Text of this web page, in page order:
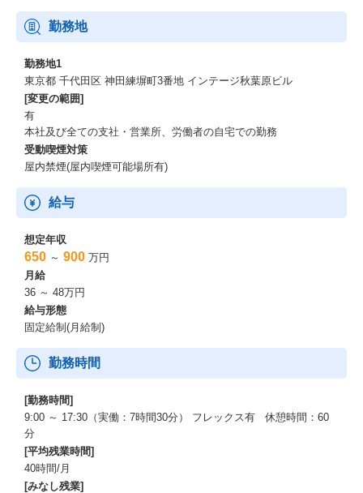
勤務地
勤務地1
東京都 千代田区 神田練塀町3番地 インテージ秋葉原ビル
[変更の範囲]
有
本社及び全ての支社・営業所、労働者の自宅での勤務
受動喫煙対策
屋内禁煙(屋内喫煙可能場所有)
給与
想定年収
650 ～ 900 万円
月給
36 ～ 48万円
給与形態
固定給制(月給制)
勤務時間
[勤務時間]
9:00 ～ 17:30（実働：7時間30分） フレックス有 休憩時間：60
分
[平均残業時間]
40時間/月
[みなし残業]